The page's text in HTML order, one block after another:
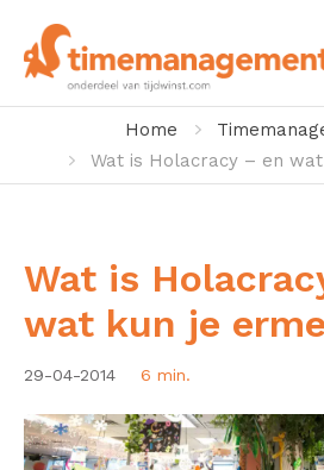
Home
Wat is Holacracy – en
Wat is
wat kun je
29-04-2014 6 min.